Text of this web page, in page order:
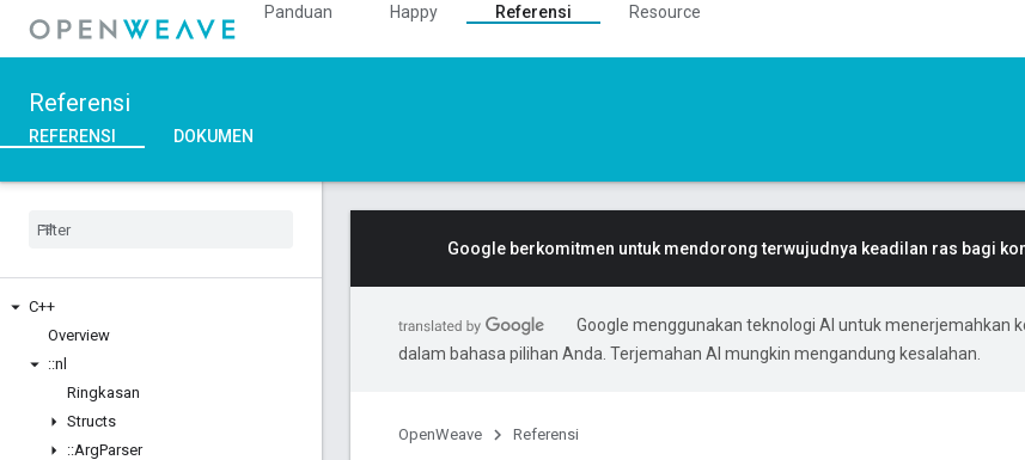
Panduan Happy Referensi
Resource
Referensi
REFERENSI DOKUMEN
C++
Overview
::nl
Ringkasan
Structs
::ArgParser
Google berkomitmen untuk mendorong terwujudnya keadilan ras bagi
Google menggunakan teknologi AI untuk menerjemahkan
dalam bahasa pilihan Anda. Terjemahan AI mungkin mengandung kesalahan.
OpenWeave Referensi